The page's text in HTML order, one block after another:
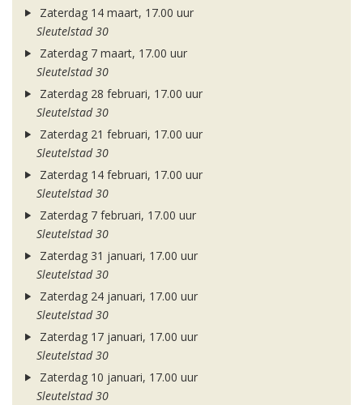
Zaterdag 14 maart, 17.00 uur
Sleutelstad 30
Zaterdag 7 maart, 17.00 uur
Sleutelstad 30
Zaterdag 28 februari, 17.00 uur
Sleutelstad 30
Zaterdag 21 februari, 17.00 uur
Sleutelstad 30
Zaterdag 14 februari, 17.00 uur
Sleutelstad 30
Zaterdag 7 februari, 17.00 uur
Sleutelstad 30
Zaterdag 31 januari, 17.00 uur
Sleutelstad 30
Zaterdag 24 januari, 17.00 uur
Sleutelstad 30
Zaterdag 17 januari, 17.00 uur
Sleutelstad 30
Zaterdag 10 januari, 17.00 uur
Sleutelstad 30